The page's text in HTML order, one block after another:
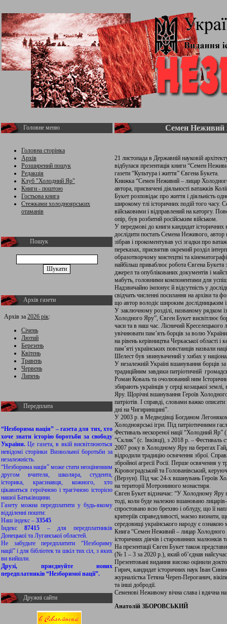
Головне меню
Головна сторінка
Архів
Розширений пошук
Редакція
Клуб "Холодний Яр"
Книги - поштою
Гостьова книга
Стежками холодноярських
отаманів
Пошук
Архів газети
Архів за 2026 рік:
Січень
Лютий
Березень
Квітень
Травень
Червень
Липень
Передплата
“Незборима нація” – газета для тих, хто
хоче знати історію боротьби за свободу
України.Це газета, в якій висвітлюються
невідомі сторінки Визвольної боротьби за
незалежність.
“Незборима нація” може стати неоціненним
другом вчителя, школяра, студента,
історика, краєзнавця, кожного, хто
цікавиться героїчною і трагічною історією
нашої Батьківщини.
Газету можна передплатити у будь-якому
відділенні пошти:
Наш індекс – 33545
Індекс87415 – для передплатників
Донецької та Луганської областей.
Не забудьте передплатити “Незбориму
нації” і для бібліотек та шкіл тих сіл, з яких
ви вийшли.
Друзі, приєднуйте нових
передплатників “Незборимої нації”.
Дружні сайти
Семен Неживий
21 листопада в Державній науковій
відбулася презентація книги “Семен
газети “Культура і життя” Євгена Букета.
Книжка “Семен Неживий – лицар
автора, присвячені діяльності ватажків
Букет розповідає про життя і діяльність
широкому тлі історичних подій того часу.
військовими і відправлений на каторгу.
опір, був розбитий російським військом.
У передмові до книги кандидат
дослідити постать Семена Неживого, автор
зібрав і прокоментував усі згадки про
переказах, присвятив окремий розділ
образотворчому мистецтві та
найбільш приваблює робота Євгена
джерел та опублікованих документів і
мабуть, головними компонентами для
Надзвичайно імпонує й відсутність у
свідчать численні посилання на архіви та
що автор володіє широким дослідницьким
У заключному розділі, названому рядком
Холодного Яру”, Євген Букет висвітлює
часи та в наш час. Лісничий
увічнювати пам’ять борців за волю
на рівень керівництва Черкаської області
пам’яті українських повстанців назвали
Шелест був звинувачений у хибах у
У незалежній Україні вшанування борців
традиційним завдяки патріотичній
Роман Коваль та очолюваний ним
збирають українців у серці козацької
Яру. Щорічні вшанування Героїв
патріотів. І справді, словами важко
дні на Чигиринщині”.
У 2003 р. в Медведівці Богданом
Холодноярські ігри. Під патріотичними
Фестиваль нескореної нації “Холодний
“Склик” (с. Івківці), з 2018 р. –
2007 року в Холодному Яру на берегах
відродили традицію освячення зброї.
збройної агресії Росії. Перше освячення у
Кіровоградський та Голованівський,
(Верзун). Під час 24-х вшанувань Героїв
на території Мотрониного монастиря.
Євген Букет відзначає: “У Холодному Яру
тоді, коли буде належно вшановано
спростовано всю брехню і облуду, що її
критеріїв справедливості, маємо визнати,
середовищі українського народу є ознакою
Книга “Семен Неживий – лицар Холодного
історичних діячів і старовинних малюнків
На презентації Євген Букет також
(№ 1 – 3 за 2020 р.), який об’єднав
Презентовані видання високо оцінили
Гирич, кандидат історичних наук Іван
журналістка Тетяна Череп-Пероганич,
та інші добродії.
Семенові Неживому вічна слава і вдячна
Анатолій ЗБОРОВСЬКИЙ